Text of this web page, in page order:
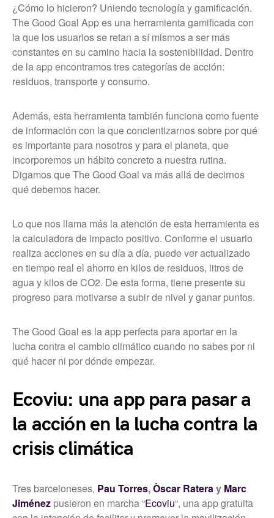
¿Cómo lo hicieron? Uniendo tecnología y gamificación.
The Good Goal App es una herramienta gamificada con
la que los usuarios se retan a sí mismos a ser más
constantes en su camino hacia la sostenibilidad. Dentro
de la app encontramos tres categorías de acción:
residuos, transporte y consumo.
Además, esta herramienta también funciona como fuente
de información con la que concientizarnos sobre por qué
es importante para nosotros y para el planeta, que
incorporemos un hábito concreto a nuestra rutina.
Digamos que The Good Goal va más allá de decirnos
qué debemos hacer.
Lo que nos llama más la atención de esta herramienta es
la calculadora de impacto positivo. Conforme el usuario
realiza acciones en su día a día, puede ver actualizado
en tiempo real el ahorro en kilos de residuos, litros de
agua y kilos de CO2. De esta forma, tiene presente su
progreso para motivarse a subir de nivel y ganar puntos.
The Good Goal es la app perfecta para aportar en la
lucha contra el cambio climático cuando no sabes por ni
qué hacer ni por dónde empezar.
Ecoviu: una app para pasar a
la acción en la lucha contra la
crisis climática
Tres barceloneses, Pau Torres,Òscar Rateray Marc
Jiménez pusieron en marcha “Ecoviu“, una app gratuita